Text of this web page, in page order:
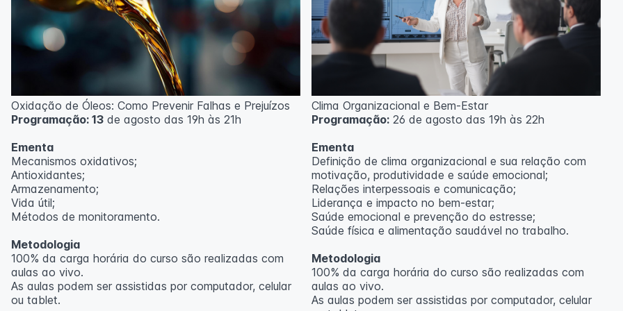
Oxidação de Óleos: Como Prevenir Falhas e Prejuízos
Programação: 13de agosto das 19h às 21h
Ementa
Mecanismos oxidativos;
Antioxidantes;
Armazenamento;
Vida útil;
Métodos de monitoramento.
Metodologia
100% da carga horária do curso são realizadas com
aulas ao vivo.
As aulas podem ser assistidas por computador, celular
ou tablet.
Clima Organizacional e Bem-Estar
Programação:26 de agosto das 19h às 22h
Ementa
Definição de clima organizacional e sua relação com
motivação, produtividade e saúde emocional;
Relações interpessoais e comunicação;
Liderança e impacto no bem-estar;
Saúde emocional e prevenção do estresse;
Saúde física e alimentação saudável no trabalho.
Metodologia
100% da carga horária do curso são realizadas com
aulas ao vivo.
As aulas podem ser assistidas por computador, celular